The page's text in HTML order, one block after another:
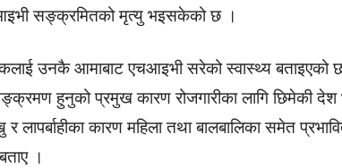
सङ्क्रमितको मृत्यु भइसकेको छ ।
उनकै आमाबाट एचआइभी सरेको स्वास्थ्य बताइएको
हुनुको प्रमुख कारण रोजगारीका लागि छिमेकी
र लापर्बाहीका कारण महिला तथा बालबालिका समेत
।